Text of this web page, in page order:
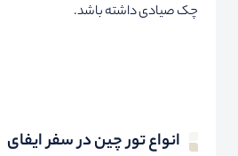
چک صیادی داشته باشد.
انواع تور چین در سفر ایفای